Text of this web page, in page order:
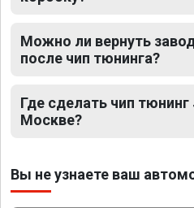
Можно ли вернуть
после чип тюнинга?
Где сделать чип тюнинг
Москве?
Вы не узнаете ваш